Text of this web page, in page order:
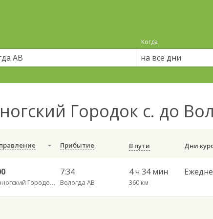
Когда
на все дни
Городок с. до
Прибытие В пути
Тарногский Городок с.
7:34
Вологда АВ
4 ч 34 мин
360 км